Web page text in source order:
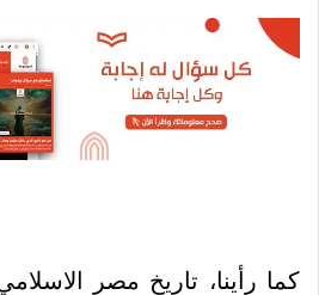
كما رأينا، تاريخ مصر